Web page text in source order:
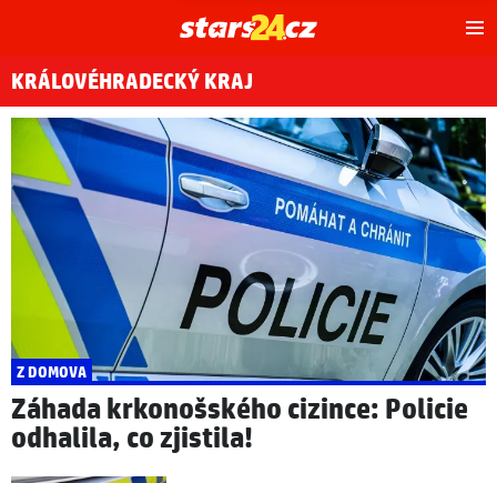
KRÁLOVÉHRADECKÝ KRAJ
Z DOMOVA
Záhada krkonošského cizince: Policie
odhalila, co zjistila!